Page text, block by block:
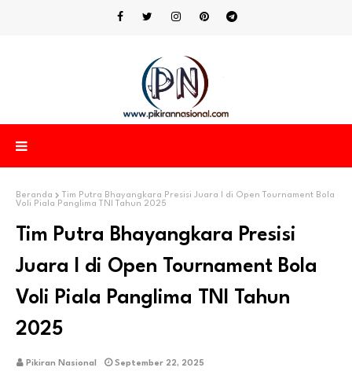
Beranda
Tim Putra Bhayangkara Presisi Juara I di Open Tournament Bola
Voli Piala Panglima TNI Tahun 2025
Tim Putra Bhayangkara Presisi
Juara I di Open Tournament Bola
Voli Piala Panglima TNI Tahun
2025
Pikiran Nasional September 22, 2025